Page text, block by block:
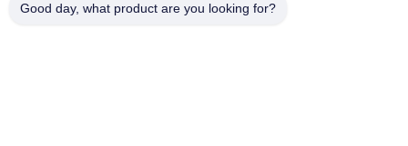
Good day, what product are you looking for?